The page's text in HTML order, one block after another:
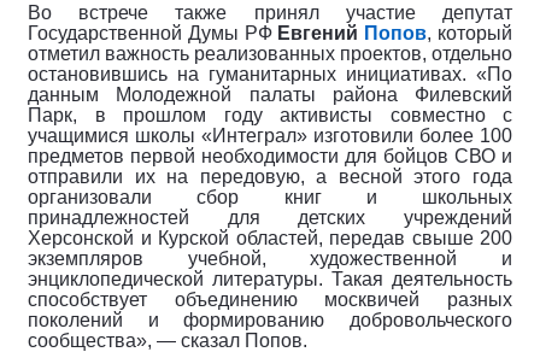
Во встрече также принял участие депутат
Государственной Думы РФ Евгений Попов, который
отметил важность реализованных проектов, отдельно
остановившись на гуманитарных инициативах. «По
данным Молодежной палаты района Филевский
Парк, в прошлом году активисты совместно с
учащимися школы «Интеграл» изготовили более 100
предметов первой необходимости для бойцов СВО и
отправили их на передовую, а весной этого года
организовали сбор книг и школьных
принадлежностей для детских учреждений
Херсонской и Курской областей, передав свыше 200
экземпляров учебной, художественной и
энциклопедической литературы. Такая деятельность
способствует объединению москвичей разных
поколений и формированию добровольческого
сообщества», — сказал Попов.